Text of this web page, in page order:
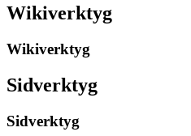
Wikiverktyg
Wikiverktyg
Sidverktyg
Sidverktyg